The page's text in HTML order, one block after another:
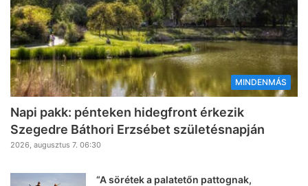
MINDENMÁS
Napi pakk: pénteken hidegfront érkezik
Szegedre Báthori Erzsébet születésnapján
2026, augusztus 7. 06:30
“A sörétek a palatetőn pattognak,